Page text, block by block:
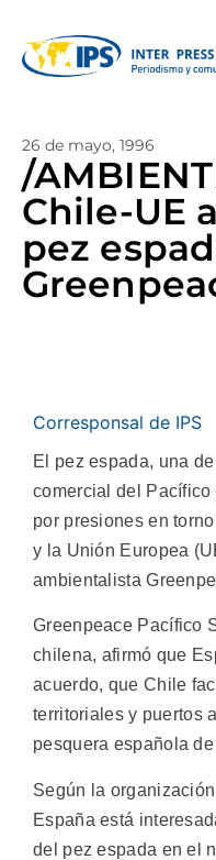
26 de mayo, 1996
/
Chile-UE
pez
Corresponsal de IPS
El pez espada, una
comercial del
por presiones en
y la Unión Europea
ambientalista
Greenpeace Pacífico
chilena, afirmó que
acuerdo, que Chile
territoriales y puertos
pesquera española de
Según la
España está
del pez espada en el